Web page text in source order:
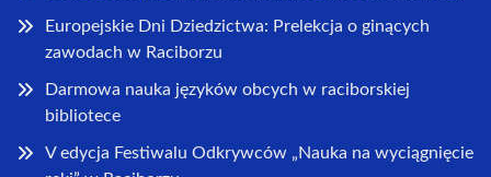
Europejskie Dni Dziedzictwa: Prelekcja o ginących
zawodach w Raciborzu
Darmowa nauka języków obcych w raciborskiej
bibliotece
V edycja Festiwalu Odkrywców „Nauka na wyciągnięcie